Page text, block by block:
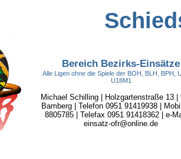
Bereich Bezirks-Einsätze
Alle Ligen ohne die Spiele der BOH, BLH, BPH,
U18M1
Michael Schilling | Holzgartenstraße 13 |
Bamberg | Telefon 0951 91419938 |
8805785 | Telefax 0951 91418362 | e-
einsatz-ofr@online.de